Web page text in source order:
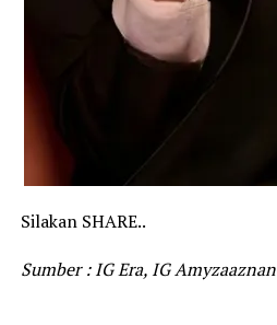
Silakan SHARE..
Sumber : IG Era, IG Amyzaaznan